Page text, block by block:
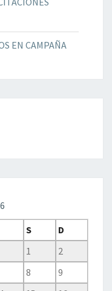
EN CAMPAÑA
S
D
1
2
8
9